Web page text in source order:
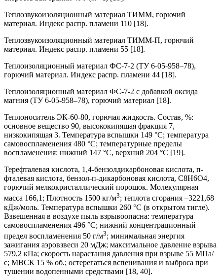
Теплозвукоизоляционный материал ТИММ, горючий
материал. Индекс распр. пламени 110 [18].
Теплозвукоизоляционный материал ТИММ-П, горючий
материал. Индекс распр. пламени 55 [18].
Теплоизоляционный материал ФС-7-2 (ТУ 6-05-958–78),
горючий материал. Индекс распр. пламени 44 [18].
Теплоизоляционный материал ФС-7-2 с добавкой оксида
магния (ТУ 6-05-958–78), горючий материал [18].
Теплоноситель ЭК-60-80, горючая жидкость. Состав, %:
основное вещество 90, высококипящая фракция 7,
низкокипящая 3. Температура вспышки 149 °С; температура
самовоспламенения 480 °С; температурные пределы
воспламенения: нижний 147 °С, верхний 204 °С [19].
Терефталевая кислота, 1,4-бензолдикарбоновая кислота, п-
фталевая кислота, бензол-п-дикарбоновая кислота, C8H6O4,
горючий мелкокристаллический порошок. Молекулярная
масса 166,1; Плотность 1500 кг/м3; теплота сгорания –3221,68
кДж/моль. Температура вспышки 260 °С (в открытом тигле).
Взвешенная в воздухе пыль взрывоопасна: температура
самовоспламенения 496 °С; нижний концентрационный
предел воспламенения 50 г/м3; минимальная энергия
зажигания аэровзвеси 20 мДж; максимальное давление взрыва
579,2 кПа; скорость нарастания давления при взрыве 55 МПа/
с; МВСК 15 % об.; остерегаться вспенивания и выброса при
тушении водопенными средствами [18, 40].